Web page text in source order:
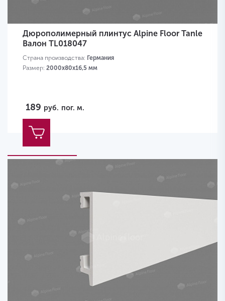
Дюрополимерный плинтус Alpine Floor Tanle
Валон TL018047
Страна производства: Германия
Размер: 2000х80x16,5 мм
189 руб. пог. м.